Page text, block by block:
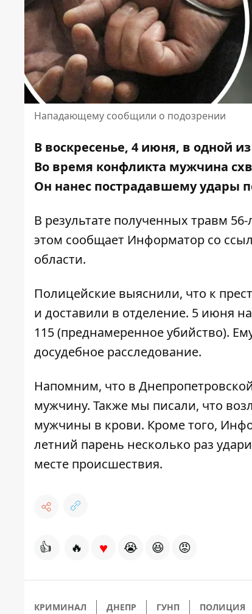
Нападающему сообщили о подозрении
В воскресенье, 4 июня, в одной
Во время конфликта мужчина
Он нанес пострадавшему удары
В результате полученных травм
этом сообщает Информатор со
области.
Полицейские выяснили, что к
и доставили в отделение. 5 июня
115 (преднамеренное убийство).
досудебное расследование.
Напомним, что в
мужчину. Также мы писали, что
мужчины в крови. Кроме того,
летний парень несколько раз
месте происшествия.
👍 🔥 ♥ 😭 😆 😡
КРИМИНАЛ ДНЕПР ГУНП ПОЛИЦИЯ